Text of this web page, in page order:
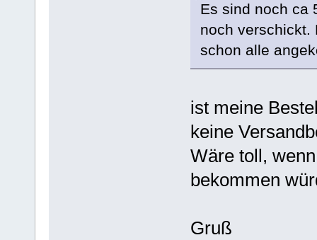
Es sind noch ca
noch verschickt.
schon alle
ist meine
keine
Wäre toll,
bekommen
Gruß